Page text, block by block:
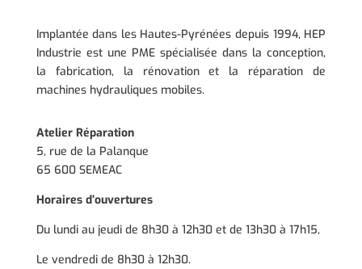
Implantée dans les Hautes-Pyrénées depuis 1994, HEP
Industrie est une PME spécialisée dans la conception,
la fabrication, la rénovation et la réparation de
machines hydrauliques mobiles.
Atelier Réparation
5, rue de la Palanque
65 600 SEMEAC
Horaires d’ouvertures
Du lundi au jeudi de 8h30 à 12h30 et de 13h30 à 17h15,
Le vendredi de 8h30 à 12h30.